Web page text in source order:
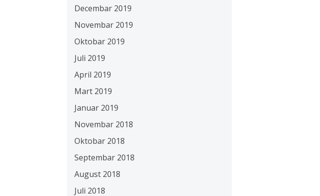
Decembar 2019
Novembar 2019
Oktobar 2019
Juli 2019
April 2019
Mart 2019
Januar 2019
Novembar 2018
Oktobar 2018
Septembar 2018
August 2018
Juli 2018